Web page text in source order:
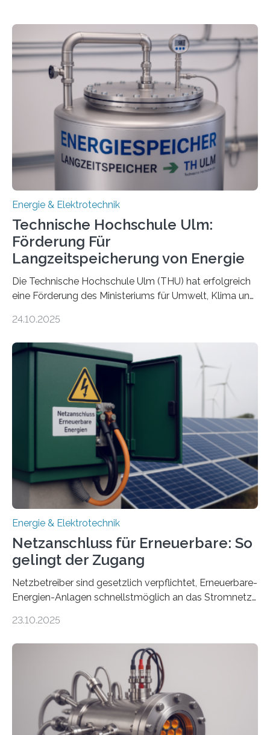
Energie & Elektrotechnik
Technische Hochschule Ulm:
Förderung Für
Langzeitspeicherung von Energie
Die Technische Hochschule Ulm (THU) hat erfolgreich
eine Förderung des Ministeriums für Umwelt, Klima und
Forschungsprojekt „LAGER – Langzeitspeicherung in
Quartieren“ eingeworben. Ziel des Projekts ist die
Entwicklung, Erprobung und Demonstration von
Konzepten zur langfristigen Energiespeicherung in
sektorübergreifend vernetzten Energiesystemen. Das
Projekt startete am 15. Oktober 2025, hat eine Laufzeit
von drei Jahren und ein Gesamtvolumen von rund 2,9
Millionen Euro, wovon 2,6 Millionen Euro durch das
Ministerium für Umwelt, Klima und…
24.10.2025
Energie & Elektrotechnik
Netzanschluss für Erneuerbare: So
gelingt der Zugang
Netzbetreiber sind gesetzlich verpflichtet, Erneuerbare-
Energien-Anlagen schnellstmöglich an das Stromnetz
ermöglichen. Doch der dafür nötige Netzausbau hinkt
einem „Anschlussstau“. Die Stiftung
Umweltenergierecht hat den Rechtsrahmen in einem
neuen Bericht für die Praxis eingeordnet – inklusive der
Rolle von flexiblen Netzanschlussvereinbarungen. Der
Netzanschluss von Erneuerbare-Energien-Anlagen
(EE-Anlagen) ist entscheidend für die Energiewende.
23.10.2025